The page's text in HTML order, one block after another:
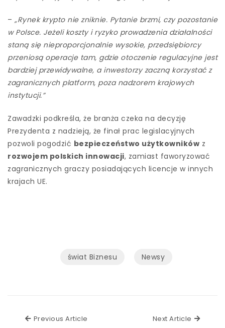
– „Rynek krypto nie zniknie. Pytanie brzmi, czy pozostanie
w Polsce. Jeżeli koszty i ryzyko prowadzenia działalności
staną się nieproporcjonalnie wysokie, przedsiębiorcy
przeniosą operacje tam, gdzie otoczenie regulacyjne jest
bardziej przewidywalne, a inwestorzy zaczną korzystać z
zagranicznych platform, poza nadzorem krajowych
instytucji.”
Zawadzki podkreśla, że branża czeka na decyzję
Prezydenta z nadzieją, że finał prac legislacyjnych
pozwoli pogodzić bezpieczeństwo użytkowników z
rozwojem polskich innowacji, zamiast faworyzować
zagranicznych graczy posiadających licencje w innych
krajach UE.
świat Biznesu Newsy
Previous Article Next Article Next